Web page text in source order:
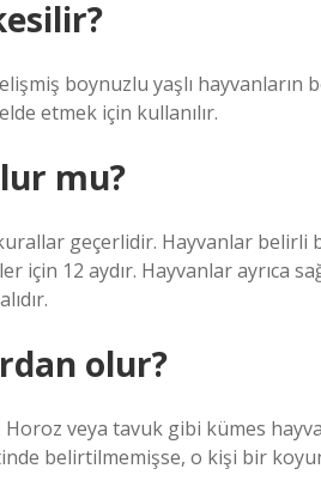
boynuzlu yaşlı hayvanların
etmek için kullanılır.
mu?
geçerlidir. Hayvanlar belirli
12 aydır. Hayvanlar ayrıca
olur?
Horoz veya tavuk gibi kümes
belirtilmemişse, o kişi bir